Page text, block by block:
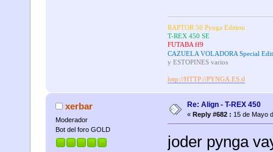
RAPTOR 50 Pynga Edition
T-REX 450 SE
FUTABA ff9
CAZUELA VOLADORA Special
y ESTOPINES varios
http://HTTP://PYNGA.ES.tl
xerbar
Moderador
Bot del foro GOLD
Re: Align - T-REX 450
« Reply #682 : 15 de Mayo
joder pynga